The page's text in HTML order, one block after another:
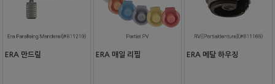
ERA 만드릴 ERA 매일 리필 ERA 메탈 하우징